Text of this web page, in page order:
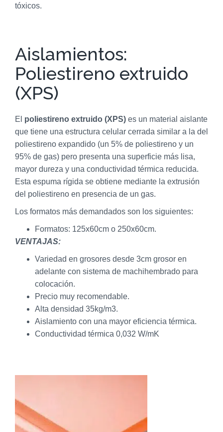
tóxicos.
Aislamientos:
Poliestireno extruido
(XPS)
El poliestireno extruido (XPS) es un material aislante
que tiene una estructura celular cerrada similar a la del
poliestireno expandido (un 5% de poliestireno y un
95% de gas) pero presenta una superficie más lisa,
mayor dureza y una conductividad térmica reducida.
Esta espuma rígida se obtiene mediante la extrusión
del poliestireno en presencia de un gas.
Los formatos más demandados son los siguientes:
Formatos: 125x60cm o 250x60cm.
VENTAJAS:
Variedad en grosores desde 3cm grosor en
adelante con sistema de machihembrado para
colocación.
Precio muy recomendable.
Alta densidad 35kg/m3.
Aislamiento con una mayor eficiencia térmica.
Conductividad térmica 0,032 W/mK